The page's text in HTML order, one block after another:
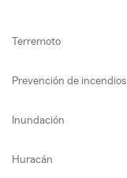
Terremoto
Prevención de incendios
Inundación
Huracán